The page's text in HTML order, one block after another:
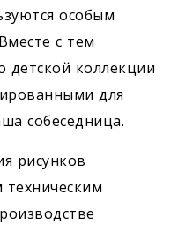
особым
с тем
коллекции
для
собеседница.
рисунков
техническим